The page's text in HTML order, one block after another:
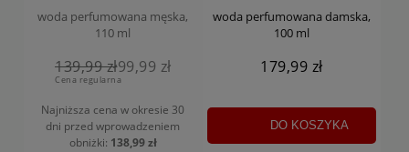
woda perfumowana męska,
110 ml
139,99 zł
Cena regularna
99,99 zł
Najniższa cena w okresie 30
dni przed wprowadzeniem
obniżki: 138,99 zł
woda perfumowana damska,
100 ml
179,99 zł
DO KOSZYKA